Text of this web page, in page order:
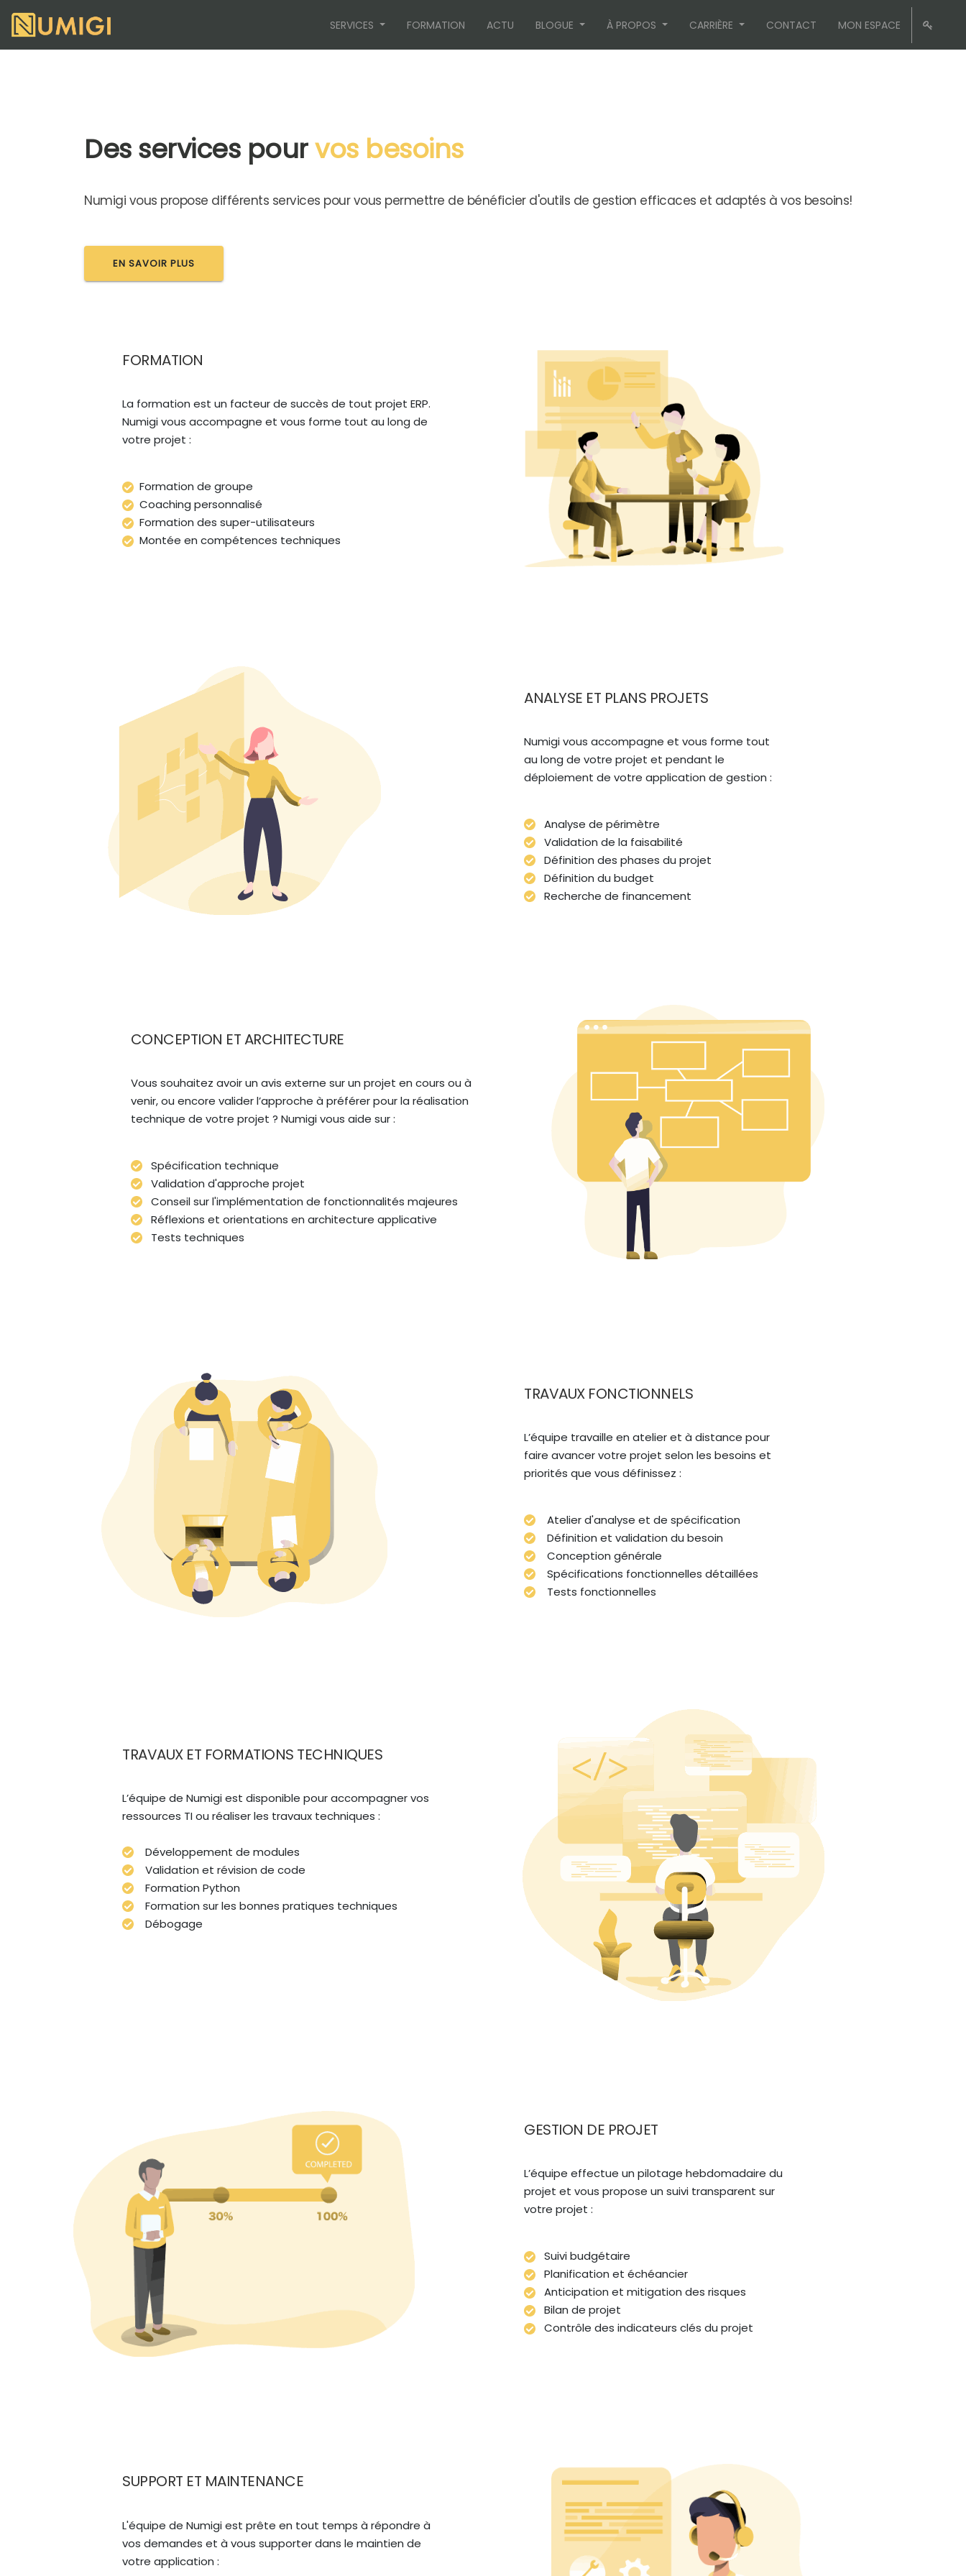
SERVICES FORMATION ACTU BLOGUE À PROPOS CARRIÈRE CONTACT MON ESPACE
Des services pourvos besoins
Numigi vous propose différents services pour vous permettre de bénéficier d'outils de gestion efficaces et adaptés à vos besoins!
EN SAVOIR PLUS
FORMATION
La formation est un facteur de succès de tout projet ERP.
Numigi vous accompagne et vous forme tout au long de
votre projet :
Formation de groupe
Coaching personnalisé
Formation des super-utilisateurs
Montée en compétences techniques
ANALYSE ET PLANS PROJETS
Numigi vous accompagne et vous forme tout
au long de votre projet et pendant le
déploiement de votre application de gestion :
Analyse de périmètre
Validation de la faisabilité
Définition des phases du projet
Définition du budget
Recherche de financement
CONCEPTION ET ARCHITECTURE
Vous souhaitez avoir un avis externe sur un projet en cours ou à
venir, ou encore valider l’approche à préférer pour la réalisation
technique de votre projet ? Numigi vous aide sur :
Spécification technique
Validation d'approche projet
Conseil sur l'implémentation de fonctionnalités majeures
Réflexions et orientations en architecture applicative
Tests techniques
TRAVAUX FONCTIONNELS
L’équipe travaille en atelier et à distance pour
faire avancer votre projet selon les besoins et
priorités que vous définissez :
Atelier d'analyse et de spécification
Définition et validation du besoin
Conception générale
Spécifications fonctionnelles détaillées
Tests fonctionnelles
TRAVAUX ET FORMATIONS TECHNIQUES
L’équipe de Numigi est disponible pour accompagner vos
ressources TI ou réaliser les travaux techniques :
Développement de modules
Validation et révision de code
Formation Python
Formation sur les bonnes pratiques techniques
Débogage
GESTION DE PROJET
L’équipe effectue un pilotage hebdomadaire du
projet et vous propose un suivi transparent sur
votre projet :
Suivi budgétaire
Planification et échéancier
Anticipation et mitigation des risques
Bilan de projet
Contrôle des indicateurs clés du projet
SUPPORT ET MAINTENANCE
L'équipe de Numigi est prête en tout temps à répondre à
vos demandes et à vous supporter dans le maintien de
votre application :